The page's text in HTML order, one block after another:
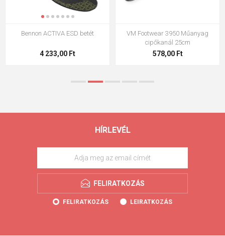
ESD betét
VM Footwear 3950 Műanyag
VM Footwear
HÍRLEVÉL
FELIRATKOZÁS
FELIRATKOZÁS LEIRATKOZÁS